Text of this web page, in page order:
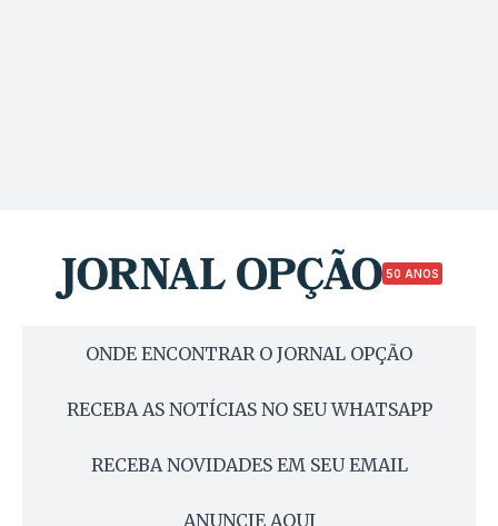
50 ANOS
ONDE ENCONTRAR O JORNAL OPÇÃO
RECEBA AS NOTÍCIAS NO SEU WHATSAPP
RECEBA NOVIDADES EM SEU EMAIL
ANUNCIE AQUI